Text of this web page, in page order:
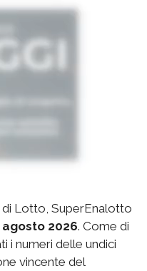
Lotto, SuperEnalotto
2026. Come di
i numeri delle undici
vincente del